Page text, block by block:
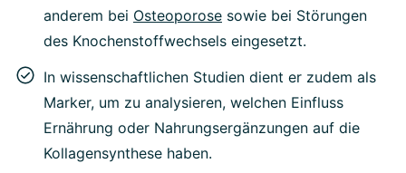
anderem bei Osteoporose sowie bei Störungen
des Knochenstoffwechsels eingesetzt.
In wissenschaftlichen Studien dient er zudem als
Marker, um zu analysieren, welchen Einfluss
Ernährung oder Nahrungsergänzungen auf die
Kollagensynthese haben.